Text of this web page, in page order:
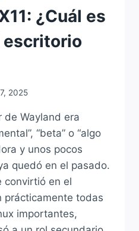
¿Cuál es
2025
de Wayland era
“beta” o “algo
y unos pocos
quedó en el pasado.
convirtió en el
prácticamente todas
importantes,